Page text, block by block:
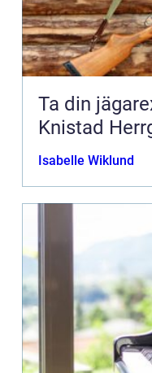
Ta din
Knistad
Isabelle Wiklund